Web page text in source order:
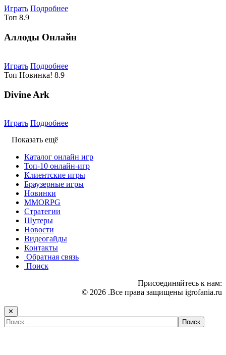
Играть Подробнее
Топ 8.9
Аллоды Онлайн
Играть Подробнее
Топ Новинка! 8.9
Divine Ark
Играть Подробнее
Показать ещё
Каталог онлайн игр
Топ-10 онлайн-игр
Клиентские игры
Браузерные игры
Новинки
MMORPG
Стратегии
Шутеры
Новости
Видеогайды
Контакты
Обратная связь
Поиск
Присоединяйтесь к нам:
© 2026 .Все права защищены igrofania.ru
✕